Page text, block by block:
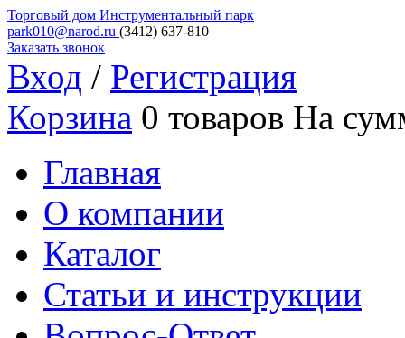
Торговый дом Инструментальный парк
park010@narod.ru (3412) 637-810
Заказать звонок
Вход / Регистрация
Корзина 0 товаров На
Главная
О компании
Каталог
Статьи и инструкции